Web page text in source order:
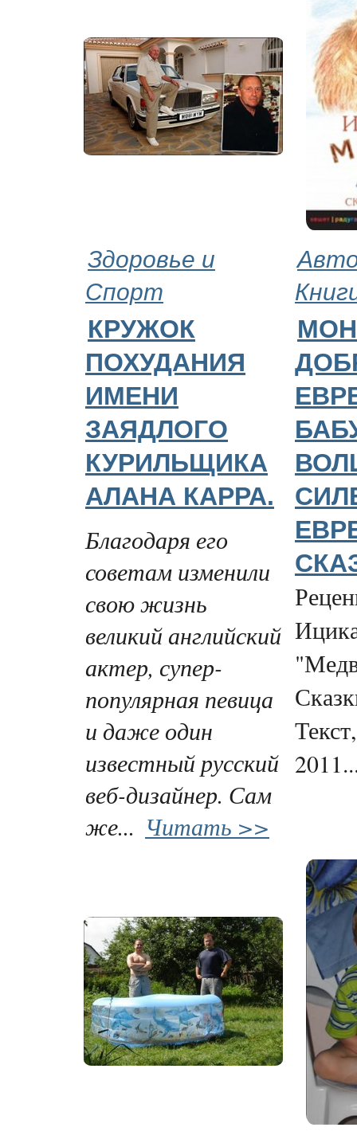
Здоровье и
Спорт
КРУЖОК
ПОХУДАНИЯ
ИМЕНИ
ЗАЯДЛОГО
КУРИЛЬЩИКА
АЛАНА КАРРА.
Благодаря его
советам изменили
свою жизнь
великий английский
актер, супер-
популярная певица
и даже один
известный русский
веб-дизайнер. Сам
же... Читать >>